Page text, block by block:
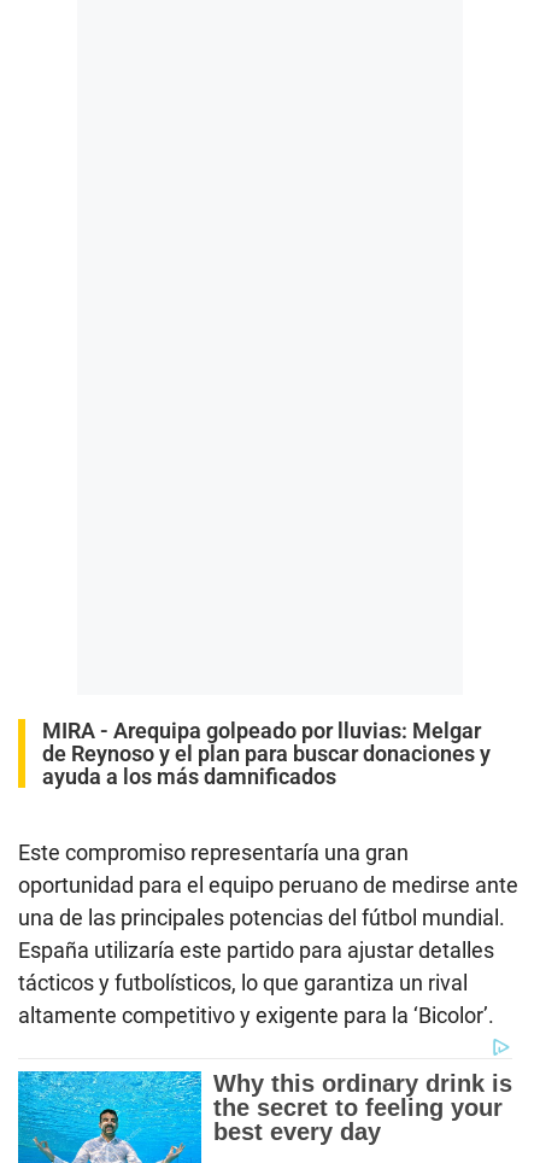
MIRA - Arequipa golpeado por lluvias: Melgar
de Reynoso y el plan para buscar donaciones y
ayuda a los más damnificados
Este compromiso representaría una gran
oportunidad para el equipo peruano de medirse ante
una de las principales potencias del fútbol mundial.
España utilizaría este partido para ajustar detalles
tácticos y futbolísticos, lo que garantiza un rival
altamente competitivo y exigente para la ‘Bicolor’.